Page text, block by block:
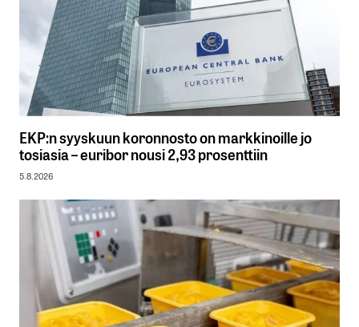
EKP:n syyskuun koronnosto on markkinoille jo
tosiasia – euribor nousi 2,93 prosenttiin
5.8.2026